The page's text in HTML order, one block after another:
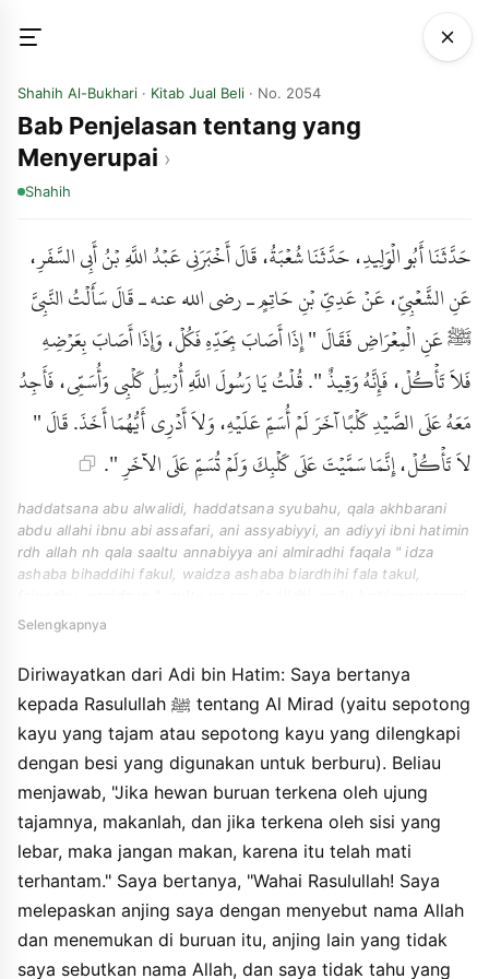
Shahih Al-Bukhari · Kitab Jual Beli · No. 2054
Bab Penjelasan tentang yang
Menyerupai
Shahih
حَدَّثَنَا أَبُو الْوَلِيدِ، حَدَّثَنَا شُعْبَةُ، قَالَ أَخْبَرَنِي عَبْدُ اللَّهِ بْنُ أَبِي السَّفَرِ،
عَنِ الشَّعْبِيِّ، عَنْ عَدِيِّ بْنِ حَاتِمٍ ـ رضى الله عنه ـ قَالَ سَأَلْتُ النَّبِيَّ
ﷺ عَنِ الْمِعْرَاضِ فَقَالَ " إِذَا أَصَابَ بِحَدِّهِ فَكُلْ، وَإِذَا أَصَابَ بِعَرْضِهِ
فَلاَ تَأْكُلْ، فَإِنَّهُ وَقِيذٌ ". قُلْتُ يَا رَسُولَ اللَّهِ أُرْسِلُ كَلْبِي وَأُسَمِّي، فَأَجِدُ
مَعَهُ عَلَى الصَّيْدِ كَلْبًا آخَرَ لَمْ أُسَمِّ عَلَيْهِ، وَلاَ أَدْرِي أَيُّهُمَا أَخَذَ. قَالَ "
لاَ تَأْكُلْ، إِنَّمَا سَمَّيْتَ عَلَى كَلْبِكَ وَلَمْ تُسَمِّ عَلَى الآخَرِ ".
haddatsana abu alwalidi, haddatsana syubahu, qala akhbarani
abdu allahi ibnu abi assafari, ani assyabiyyi, an adiyyi ibni hatimin
rdh allah nh qala saaltu annabiyya ani almiradhi faqala " idza
ashaba bihaddihi fakul, waidza ashaba biardhihi fala takul,
faajidu maahu ala asshaydi kalban akhara lam usammi alayhi,
Selengkapnya
Diriwayatkan dari Adi bin Hatim: Saya bertanya
kepada Rasulullah ﷺ tentang Al Mirad (yaitu sepotong
kayu yang tajam atau sepotong kayu yang dilengkapi
dengan besi yang digunakan untuk berburu). Beliau
menjawab, "Jika hewan buruan terkena oleh ujung
tajamnya, makanlah, dan jika terkena oleh sisi yang
lebar, maka jangan makan, karena itu telah mati
terhantam." Saya bertanya, "Wahai Rasulullah! Saya
melepaskan anjing saya dengan menyebut nama Allah
dan menemukan di buruan itu, anjing lain yang tidak
saya sebutkan nama Allah, dan saya tidak tahu yang